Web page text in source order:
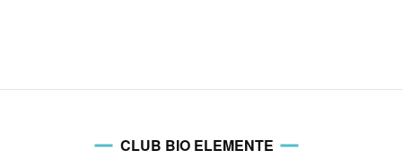
CLUB BIO ELEMENTE